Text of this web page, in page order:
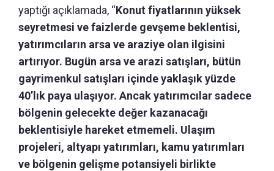
yaptığı açıklamada, “Konut fiyatlarının yüksek
seyretmesi ve faizlerde gevşeme beklentisi,
yatırımcıların arsa ve araziye olan ilgisini
artırıyor. Bugün arsa ve arazi satışları, bütün
gayrimenkul satışları içinde yaklaşık yüzde
40’lık paya ulaşıyor. Ancak yatırımcılar sadece
bölgenin gelecekte değer kazanacağı
beklentisiyle hareket etmemeli. Ulaşım
projeleri, altyapı yatırımları, kamu yatırımları
ve bölgenin gelişme potansiyeli birlikte